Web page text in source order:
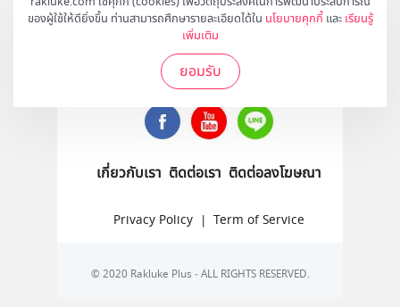
ของผู้ใช้ให้ดียิ่งขึ้น ท่านสามารถศึกษารายละเอียดได้ใน นโยบายคุกกี้ และ เรียนรู้
เพิ่มเติม
ยอมรับ
ติดตามเราได้ที่
เกี่ยวกับเรา ติดต่อเรา ติดต่อลงโฆษณา
Privacy Policy | Term of Service
© 2020 Rakluke Plus - ALL RIGHTS RESERVED.